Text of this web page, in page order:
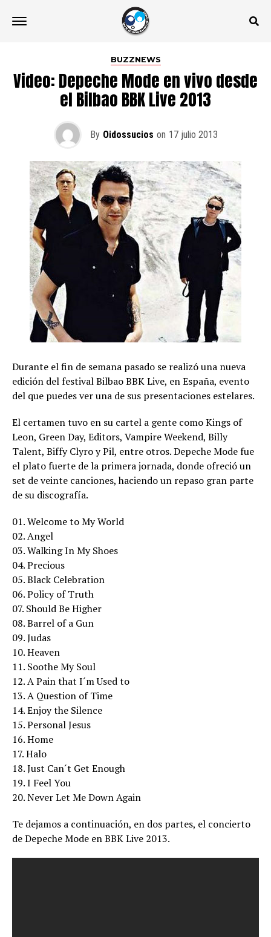
BUZZNEWS
Video: Depeche Mode en vivo desde
el Bilbao BBK Live 2013
By Oidossucios on 17 julio 2013
Durante el fin de semana pasado se realizó una nueva
edición del festival Bilbao BBK Live, en España, evento
del que puedes ver una de sus presentaciones estelares.
El certamen tuvo en su cartel a gente como Kings of
Leon, Green Day, Editors, Vampire Weekend, Billy
Talent, Biffy Clyro y Pil, entre otros. Depeche Mode fue
el plato fuerte de la primera jornada, donde ofreció un
set de veinte canciones, haciendo un repaso gran parte
de su discografía.
01. Welcome to My World
02. Angel
03. Walking In My Shoes
04. Precious
05. Black Celebration
06. Policy of Truth
07. Should Be Higher
08. Barrel of a Gun
09. Judas
10. Heaven
11. Soothe My Soul
12. A Pain that I´m Used to
13. A Question of Time
14. Enjoy the Silence
15. Personal Jesus
16. Home
17. Halo
18. Just Can´t Get Enough
19. I Feel You
20. Never Let Me Down Again
Te dejamos a continuación, en dos partes, el concierto
de Depeche Mode en BBK Live 2013.